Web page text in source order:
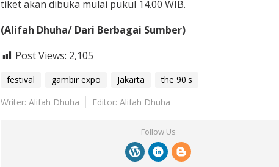
tiket akan dibuka mulai pukul 14.00 WIB.
(Alifah Dhuha/ Dari Berbagai Sumber)
Post Views: 2,105
festival gambir expo Jakarta
the 90's
Writer: Alifah Dhuha
Editor: Alifah Dhuha
Follow Us